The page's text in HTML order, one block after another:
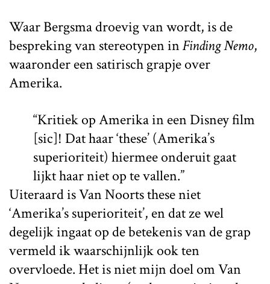
Waar Bergsma droevig van wordt, is de
bespreking van stereotypen inFinding Nemo,
waaronder een satirisch grapje over
Amerika.
“Kritiek op Amerika in een Disney film
[sic]! Dat haar ‘these’ (Amerika’s
superioriteit) hiermee onderuit gaat
lijkt haar niet op te vallen.”
Uiteraard is Van Noorts these niet
‘Amerika’s superioriteit’, en dat ze wel
degelijk ingaat op de betekenis van de grap
vermeld ik waarschijnlijk ook ten
overvloede. Het is niet mijn doel om Van